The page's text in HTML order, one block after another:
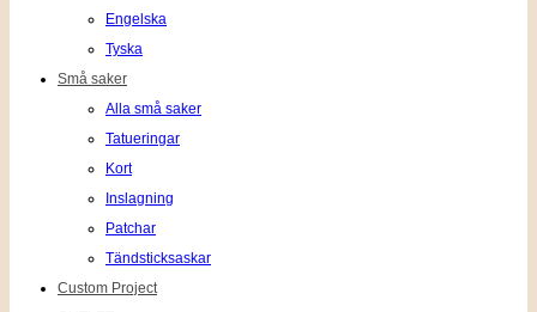
Engelska
Tyska
Små saker
Alla små saker
Tatueringar
Kort
Inslagning
Patchar
Tändsticksaskar
Custom Project